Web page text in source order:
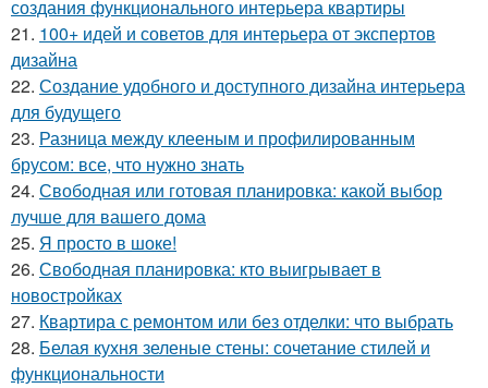
создания функционального интерьера квартиры
21. 100+ идей и советов для интерьера от экспертов
дизайна
22. Создание удобного и доступного дизайна интерьера
для будущего
23. Разница между клееным и профилированным
брусом: все, что нужно знать
24. Свободная или готовая планировка: какой выбор
лучше для вашего дома
25. Я просто в шоке!
26. Свободная планировка: кто выигрывает в
новостройках
27. Квартира с ремонтом или без отделки: что выбрать
28. Белая кухня зеленые стены: сочетание стилей и
функциональности